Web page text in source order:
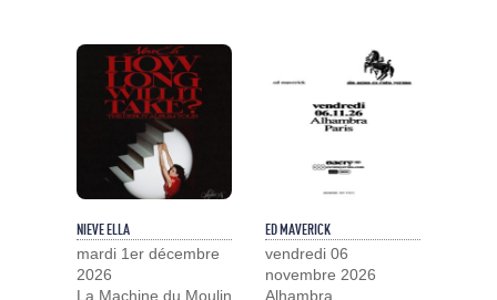
NIEVE ELLA
mardi 1er décembre
2026
La Machine du Moulin
ED MAVERICK
vendredi 06
novembre 2026
Alhambra